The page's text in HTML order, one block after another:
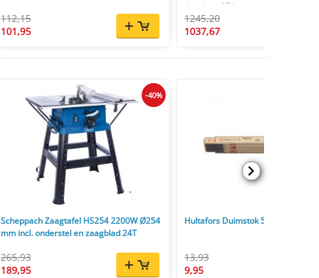
112,15
101,95
doorlaat, 37 kg
1245,20
1037,67
Scheppach Zaagtafel HS254 2200W Ø254
mm incl. onderstel en zaagblad 24T
265,93
189,95
-40%
Hultafors Duimstok 59 2,4 m - 12-
13,93
9,95